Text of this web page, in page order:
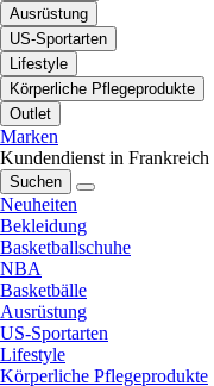
Ausrüstung
US-Sportarten
Lifestyle
Körperliche Pflegeprodukte
Outlet
Marken
Kundendienst in Frankreich
Suchen
Neuheiten
Bekleidung
Basketballschuhe
NBA
Basketbälle
Ausrüstung
US-Sportarten
Lifestyle
Körperliche Pflegeprodukte